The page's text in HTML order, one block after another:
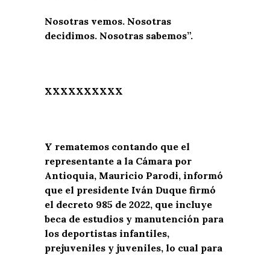
Nosotras vemos. Nosotras
decidimos. Nosotras sabemos”.
XXXXXXXXXX
Y rematemos contando que el
representante a la Cámara por
Antioquia, Mauricio Parodi, informó
que el presidente Iván Duque firmó
el decreto 985 de 2022, que incluye
beca de estudios y manutención para
los deportistas infantiles,
prejuveniles y juveniles, lo cual para